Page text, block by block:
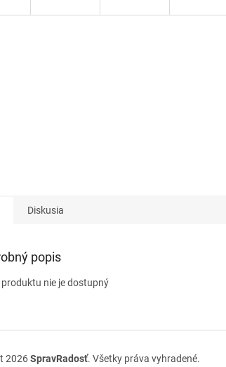
Diskusia
popis
produktu nie je dostupný
2026SpravRadosť. Všetky práva vyhradené.